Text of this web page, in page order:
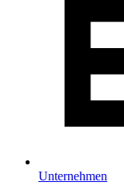
Unternehmen